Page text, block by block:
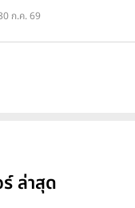
พชีวิต
ก.ค. 69
ล่าสุด